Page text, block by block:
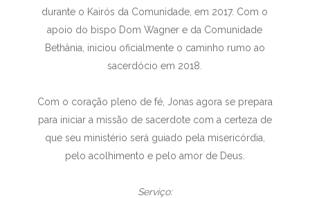
durante o Kairós da Comunidade, em 2017. Com o
apoio do bispo Dom Wagner e da Comunidade
Bethânia, iniciou oficialmente o caminho rumo ao
sacerdócio em 2018.
Com o coração pleno de fé, Jonas agora se prepara
para iniciar a missão de sacerdote com a certeza de
que seu ministério será guiado pela misericórdia,
pelo acolhimento e pelo amor de Deus.
Serviço: